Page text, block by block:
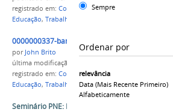
Sempre
Ordenar por
relevância
Data (mais Recente Primeiro)
Alfabeticamente
registrado em: Concurso Ideias Inovadoras
Educação, Trabalho
0000000337-banner_2.jpg
por John Brito
última modificação
registrado em: Concurso,Ideias Inovadoras
Educação, Trabalho CPLP
Seminário PNE: Plano Nacional de Educação